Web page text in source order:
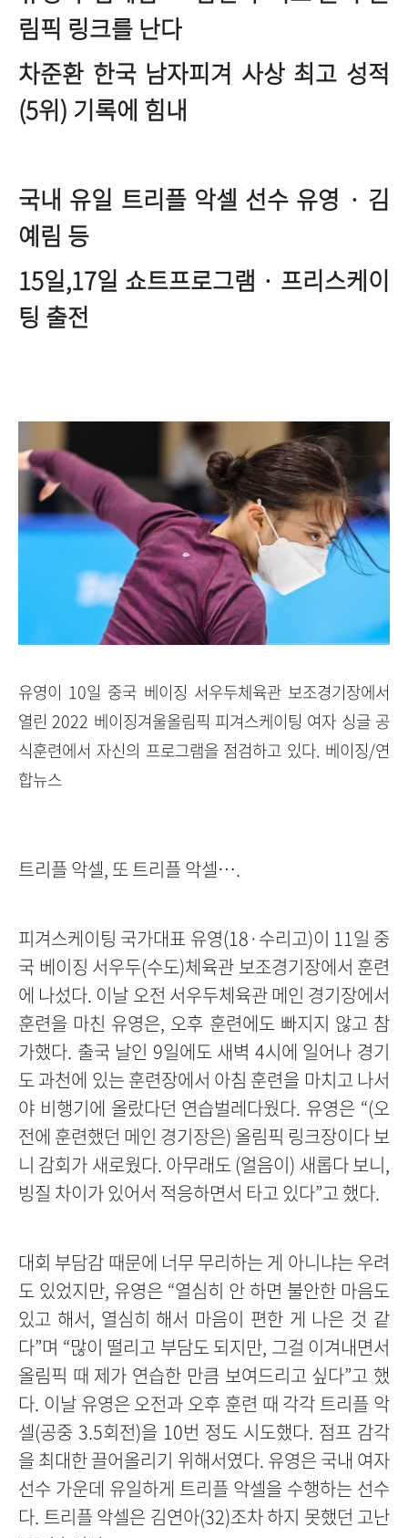
림픽 링크를 난다
차준환 한국 남자피겨 사상 최고 성적
(5위) 기록에 힘내
국내 유일 트리플 악셀 선수 유영 · 김
예림 등
15일,17일 쇼트프로그램 · 프리스케이
팅 출전
유영이 10일 중국 베이징 서우두체육관 보조경기장에서
열린 2022 베이징겨울올림픽 피겨스케이팅 여자 싱글 공
식훈련에서 자신의 프로그램을 점검하고 있다. 베이징/연
합뉴스
트리플 악셀, 또 트리플 악셀….
피겨스케이팅 국가대표 유영(18·수리고)이 11일 중
국 베이징 서우두(수도)체육관 보조경기장에서 훈련
에 나섰다. 이날 오전 서우두체육관 메인 경기장에서
훈련을 마친 유영은, 오후 훈련에도 빠지지 않고 참
가했다. 출국 날인 9일에도 새벽 4시에 일어나 경기
도 과천에 있는 훈련장에서 아침 훈련을 마치고 나서
야 비행기에 올랐다던 연습벌레다웠다. 유영은 “(오
전에 훈련했던 메인 경기장은) 올림픽 링크장이다 보
니 감회가 새로웠다. 아무래도 (얼음이) 새롭다 보니,
빙질 차이가 있어서 적응하면서 타고 있다”고 했다.
대회 부담감 때문에 너무 무리하는 게 아니냐는 우려
도 있었지만, 유영은 “열심히 안 하면 불안한 마음도
있고 해서, 열심히 해서 마음이 편한 게 나은 것 같
다”며 “많이 떨리고 부담도 되지만, 그걸 이겨내면서
올림픽 때 제가 연습한 만큼 보여드리고 싶다”고 했
다. 이날 유영은 오전과 오후 훈련 때 각각 트리플 악
셀(공중 3.5회전)을 10번 정도 시도했다. 점프 감각
을 최대한 끌어올리기 위해서였다. 유영은 국내 여자
선수 가운데 유일하게 트리플 악셀을 수행하는 선수
다. 트리플 악셀은 김연아(32)조차 하지 못했던 고난